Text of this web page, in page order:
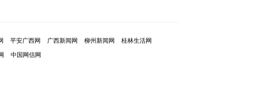
平安广西网 广西新闻网 柳州新闻网
桂林生活网
中国网信网